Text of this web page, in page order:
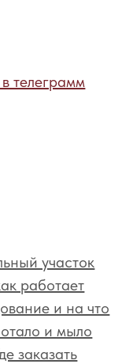
телеграмм
участок
работает
и на что
и мыло
заказать